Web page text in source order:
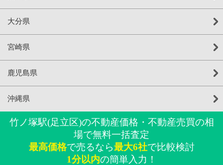
大分県
宮崎県
鹿児島県
沖縄県
竹ノ塚駅(足立区)の不動産価格・不動産売買の相
場で無料一括査定
最高価格で売るなら最大6社で比較検討
1分以内の簡単入力！